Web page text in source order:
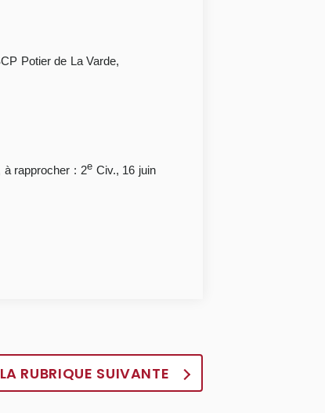
Potier de La Varde,
à rapprocher : 2eCiv., 16 juin
RUBRIQUE SUIVANTE